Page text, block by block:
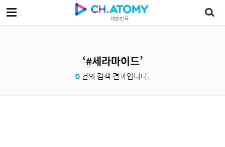
대한민국
#세라마이드
0건의 검색 결과입니다.